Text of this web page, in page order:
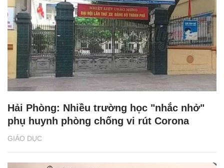
GIÁO DỤC
Hải Phòng: Nhiều trường học "nhắc nhở"
phụ huynh phòng chống vi rút Corona